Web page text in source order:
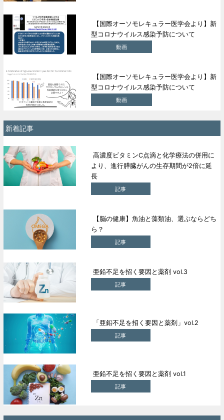
【国際オーソモレキュラー医学会より】新
型コロナウイルス感染予防について
動画
【国際オーソモレキュラー医学会より】新
型コロナウイルス感染予防について
動画
新着記事
高濃度ビタミンC点滴と化学療法の併用に
より、進行膵臓がんの生存期間が2倍に延
長
記事
【脳の健康】魚油と藻類油、選ぶならどち
ら？
記事
亜鉛不足を招く要因と薬剤 vol.3
記事
「亜鉛不足を招く要因と薬剤」vol.2
記事
亜鉛不足を招く要因と薬剤 vol.1
記事